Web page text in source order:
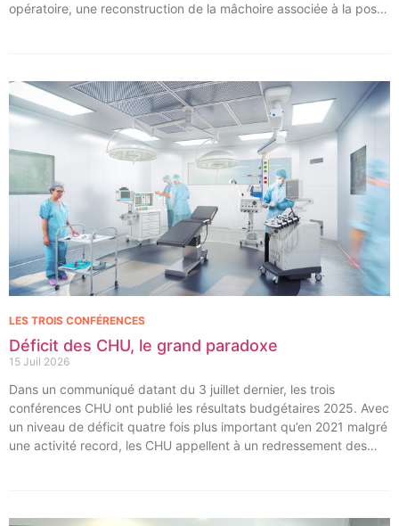
opératoire, une reconstruction de la mâchoire associée à la pose
Déficit des CHU, le grand paradoxe
15 Juil 2026
LES TROIS CONFÉRENCES
Dans un communiqué datant du 3 juillet dernier, les trois
conférences CHU ont publié les résultats budgétaires 2025. Avec
un niveau de déficit quatre fois plus important qu’en 2021 malgré
une activité record, les CHU appellent à un redressement des